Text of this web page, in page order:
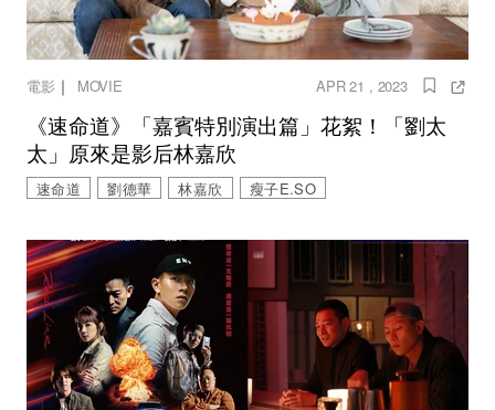
電影 ｜ MOVIE APR 21 , 2023
《速命道》「嘉賓特別演出篇」花絮！「劉太
太」原來是影后林嘉欣
速命道 劉德華 林嘉欣 瘦子E.SO